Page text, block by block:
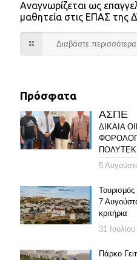
Αναγνωρίζεται ως
μαθητεία στις ΕΠΑΣ της
Διαβάστε περισσότερα
Πρόσφατα
ΑΣΠΕ
ΔΙΚΑΙΑ
5
7
κριτήρια
31
Πάρκο